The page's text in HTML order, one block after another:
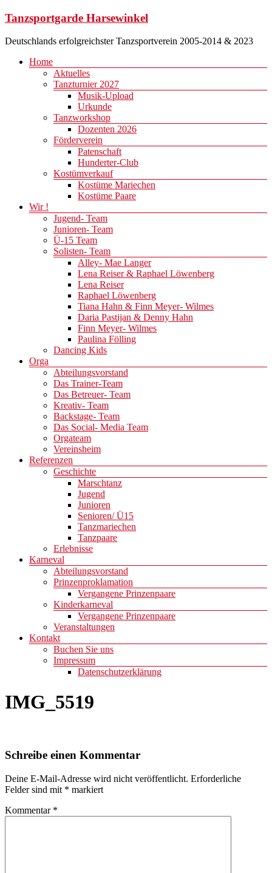
Zum
springen
Tanzsportgarde Harsewinkel
Deutschlands erfolgreichster Tanzsportverein 2005-2014 & 2023
Menü
Home
Aktuelles
Tanzturnier 2027
Musik-Upload
Urkunde
Tanzworkshop
Dozenten 2026
Förderverein
Patenschaft
Hunderter-Club
Kostümverkauf
Kostüme Mariechen
Kostüme Paare
Wir !
Jugend- Team
Junioren- Team
Ü-15 Team
Solisten- Team
Alley- Mae Langer
Lena Reiser & Raphael Löwenberg
Lena Reiser
Raphael Löwenberg
Tiana Hahn & Finn Meyer- Wilmes
Daria Pastijan & Denny Hahn
Finn Meyer- Wilmes
Paulina Fölling
Dancing Kids
Orga
Abteilungsvorstand
Das Trainer-Team
Das Betreuer- Team
Kreativ- Team
Backstage- Team
Das Social- Media Team
Orgateam
Vereinsheim
Referenzen
Geschichte
Marschtanz
Jugend
Junioren
Senioren/ Ü15
Tanzmariechen
Tanzpaare
Erlebnisse
Karneval
Abteilungsvorstand
Prinzenproklamation
Vergangene Prinzenpaare
Kinderkarneval
Vergangene Prinzenpaare
Veranstaltungen
Kontakt
Buchen Sie uns
Impressum
Datenschutzerklärung
IMG_5519
Schreibe einen Kommentar
Deine E-Mail-Adresse wird nicht veröffentlicht. Erforderliche
Felder sind mit * markiert
Kommentar *